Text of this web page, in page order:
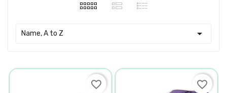
Name, A to Z 
favorite_border favorite_border